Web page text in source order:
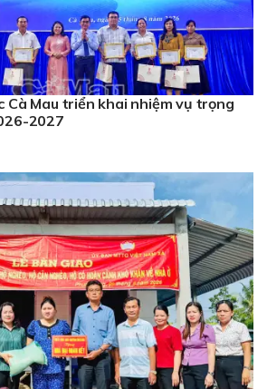
Cà Mau triển khai nhiệm vụ trọng
2027